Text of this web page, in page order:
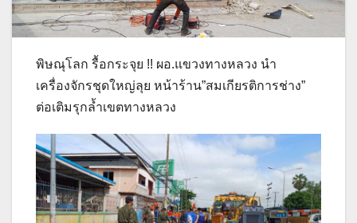
พิษณุโลก รื้อกระจุย !! ผอ.แขวงทางหลวง นำ
เครื่องจักรชุดใหญ่ลุย หน้าร้าน”สมเกียรติการช่าง”
ต่อเติมรุกล้ำเขตทางหลวง